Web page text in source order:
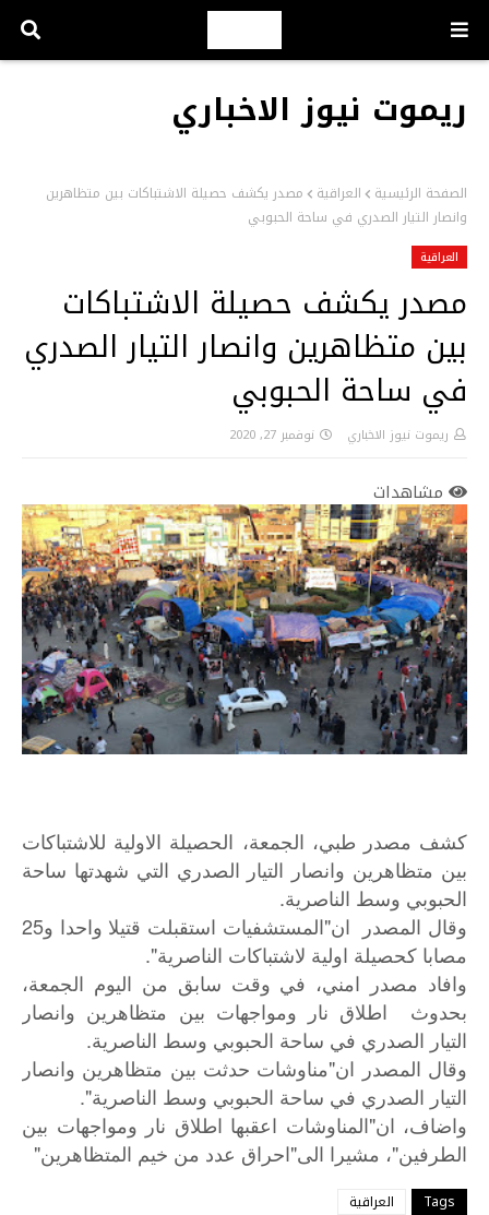
ريموت نيوز الاخباري
الصفحة الرئيسية العراقية
مصدر يكشف حصيلة الاشتباكات بين متظاهرين
وانصار التيار الصدري في ساحة الحبوبي
العراقية
مصدر يكشف حصيلة الاشتباكات
بين متظاهرين وانصار التيار الصدري
في ساحة الحبوبي
ريموت نيوز الاخباري نوفمبر 27, 2020
مشاهدات
كشف مصدر طبي، الجمعة، الحصيلة الاولية للاشتباكات
بين متظاهرين وانصار التيار الصدري التي شهدتها ساحة
الحبوبي وسط الناصرية.
وقال المصدر ان"المستشفيات استقبلت قتيلا واحدا و25
مصابا كحصيلة اولية لاشتباكات الناصرية".
وافاد مصدر امني، في وقت سابق من اليوم الجمعة،
بحدوث اطلاق نار ومواجهات بين متظاهرين وانصار
التيار الصدري في ساحة الحبوبي وسط الناصرية.
وقال المصدر ان"مناوشات حدثت بين متظاهرين وانصار
التيار الصدري في ساحة الحبوبي وسط الناصرية".
واضاف، ان" المناوشات اعقبها اطلاق نار ومواجهات بين
الطرفين"، مشيرا الى" احراق عدد من خيم المتظاهرين"
Tags العراقية